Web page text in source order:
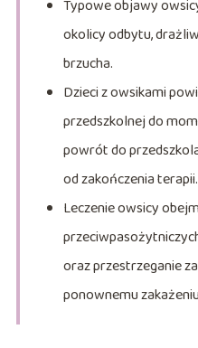
Typowe objawy
okolicy odbytu,
brzucha.
Dzieci z owsikami
przedszkolnej do
powrót do
od zakończenia terapii.
Leczenie owsicy
oraz przestrzeganie
ponownemu